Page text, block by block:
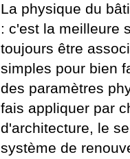
La physique du
: c'est la meilleure
toujours être
simples pour bien
des paramètres
fais appliquer par
d'architecture, le
système de